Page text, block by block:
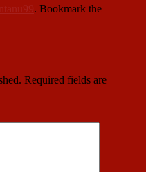
. Bookmark the
Required fields are